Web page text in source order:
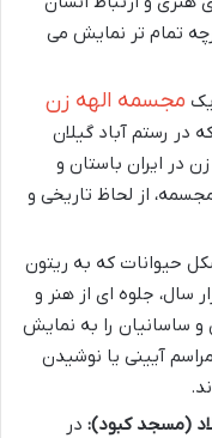
تمام تر نمایش می
یک مجسمه الهه زن
3000 سال، که در رستم آباد گیلان
در ایران باستان و
از لحاظ تاریخی و
حیوانات که به ریتون
با قدمتی بین 2 تا 3 هزار سال، جلوه ای از هنر و
ساسانیان را به نمایش
آیینی یا نوشیدن
(مسجد کبود): در